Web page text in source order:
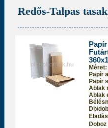
Redős-Talpas
Méret:
Papír
Papír
Ablak
Ablak
Db/